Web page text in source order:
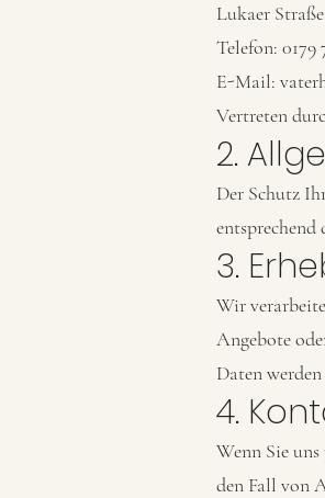
Lukaer
Telefon: 0179
E-Mail:
Vertreten
2.
Der Schutz
3.
Wir
Angebote
Daten
4.
Wenn Sie
den Fall von